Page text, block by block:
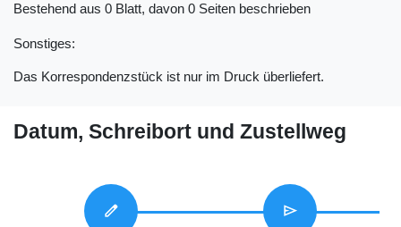
Bestehend aus 0 Blatt, davon 0 Seiten beschrieben
Sonstiges:
Das Korrespondenzstück ist nur im Druck überliefert.
Datum, Schreibort und Zustellweg
edit send